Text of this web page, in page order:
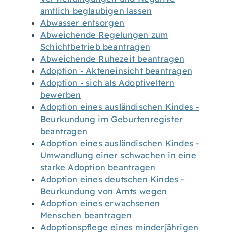
amtlich beglaubigen lassen
Abwasser entsorgen
Abweichende Regelungen zum
Schichtbetrieb beantragen
Abweichende Ruhezeit beantragen
Adoption - Akteneinsicht beantragen
Adoption - sich als Adoptiveltern
bewerben
Adoption eines ausländischen Kindes -
Beurkundung im Geburtenregister
beantragen
Adoption eines ausländischen Kindes -
Umwandlung einer schwachen in eine
starke Adoption beantragen
Adoption eines deutschen Kindes -
Beurkundung von Amts wegen
Adoption eines erwachsenen
Menschen beantragen
Adoptionspflege eines minderjährigen